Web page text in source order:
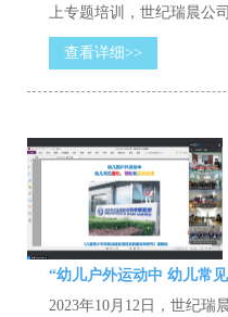
上专题培训，世纪瑞晨公
查看详细>>
“幼儿户外运动中 幼儿常
2023年10月12日，世纪瑞